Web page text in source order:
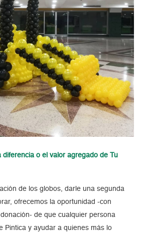
diferencia o el valor agregado de Tu
de los globos, darle una segunda
ofrecemos la oportunidad -con
de que cualquier persona
Pintica y ayudar a quienes más lo